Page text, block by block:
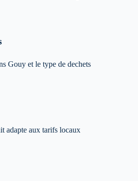
Gouy et le type de dechets
adapte aux tarifs locaux